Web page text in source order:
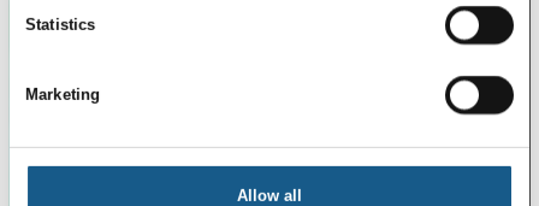
Statistics
Marketing
Allow all